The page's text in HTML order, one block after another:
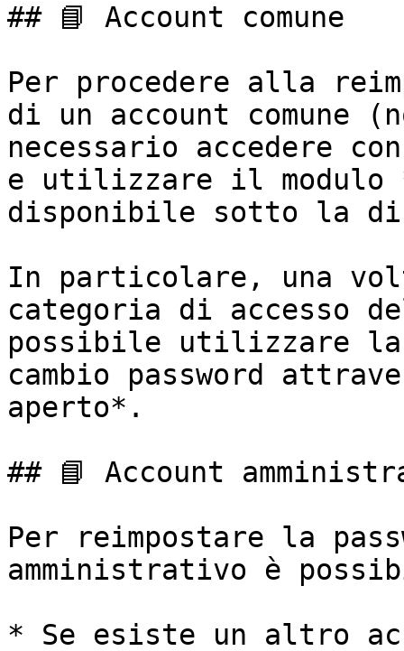
## 📘 Account comune
Per procedere alla
di un account comune
necessario accedere
e utilizzare il modulo
disponibile sotto la
In particolare, una
categoria di accesso
possibile utilizzare la
cambio password
aperto*.
## 📘 Account
Per reimpostare la
amministrativo è
* Se esiste un altro